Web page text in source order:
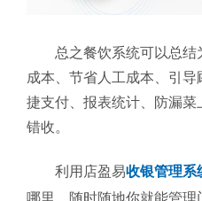
总之餐饮系统可以总
成本、节省人工成本、引
捷支付、报表统计、防漏菜
错收。
利用 店盈易收银管理系